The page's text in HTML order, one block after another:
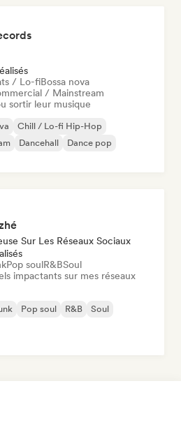
/ Lo-fiBossa nova
/ Mainstream
sortir leur musique
Chill / Lo-fi Hip-Hop
Dancehall
Dance pop
Sur Les Réseaux Sociaux
Pop soulR&BSoul
impactants sur mes réseaux
Pop soul R&B
Soul